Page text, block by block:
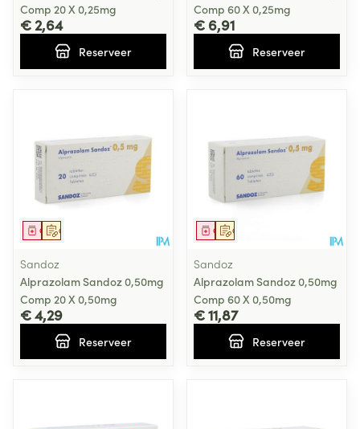
Comp 20 X 0,25mg
€ 2,64
Reserveer
Comp 60 X 0,25mg
€ 6,91
Reserveer
Op voorschrift
Geneesmiddel
Sandoz
Alprazolam Sandoz 0,50mg
Comp 20 X 0,50mg
€ 4,29
Reserveer
Op voorschrift
Geneesmiddel
Sandoz
Alprazolam Sandoz 0,50mg
Comp 60 X 0,50mg
€ 11,87
Reserveer